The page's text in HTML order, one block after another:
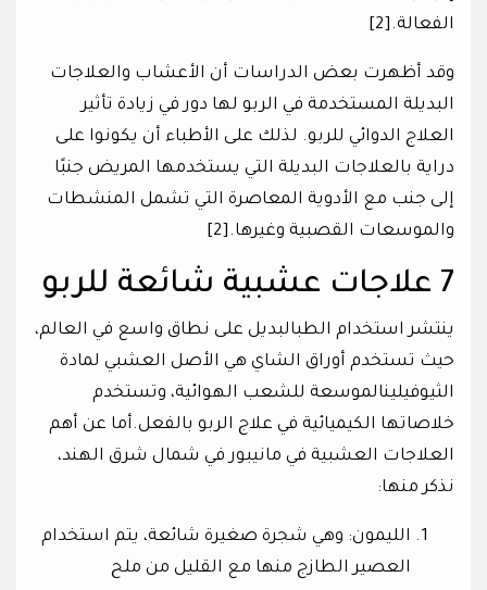
الفعالة.[2]
وقد أظهرت بعض الدراسات أن الأعشاب والعلاجات
البديلة المستخدمة في الربو لها دور في زيادة تأثير
العلاج الدوائي للربو. لذلك على الأطباء أن يكونوا على
دراية بالعلاجات البديلة التي يستخدمها المريض جنبًا
إلى جنب مع الأدوية المعاصرة التي تشمل المنشطات
والموسعات القصبية وغيرها.[2]
7 علاجات عشبية شائعة للربو
ينتشر استخدام الطبالبديل على نطاق واسع في العالم،
حيث تستخدم أوراق الشاي هي الأصل العشبي لمادة
الثيوفيلينالموسعة للشعب الهوائية، وتستخدم
خلاصاتها الكيميائية في علاج الربو بالفعل.أما عن أهم
العلاجات العشبية في مانيبور في شمال شرق الهند،
نذكر منها:
الليمون: وهي شجرة صغيرة شائعة، يتم استخدام
العصير الطازج منها مع القليل من ملح